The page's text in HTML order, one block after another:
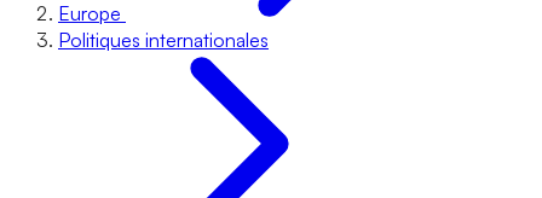
Europe
Politiques internationales